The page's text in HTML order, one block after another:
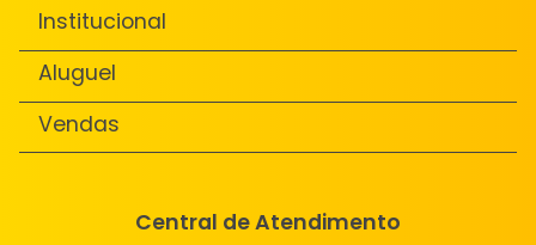
Institucional
Aluguel
Vendas
Central de Atendimento